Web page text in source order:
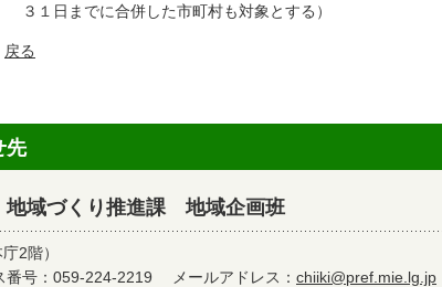
３１日までに合併した市町村も対象とする）
戻る
先
域づくり推進課 地域企画班
2階）
番号：059-224-2219 メールアドレス： chiiki@pref.mie.lg.jp